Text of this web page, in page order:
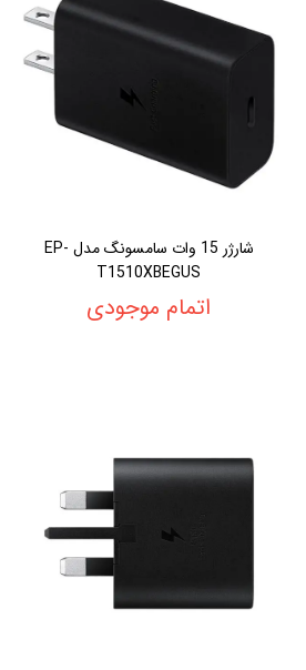
شارژر 15 وات سامسونگ مدل EP-
T1510XBEGUS
اتمام موجودی